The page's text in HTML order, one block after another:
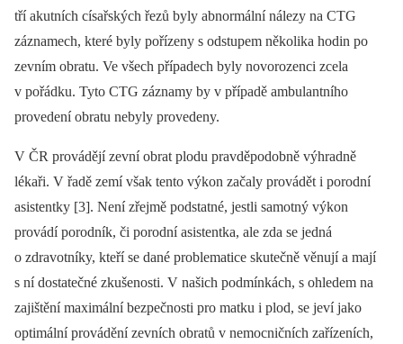
tří akutních císařských řezů byly abnormální nálezy na CTG
záznamech, které byly pořízeny s odstupem několika hodin po
zevním obratu. Ve všech případech byly novorozenci zcela
v pořádku. Tyto CTG záznamy by v případě ambulantního
provedení obratu nebyly provedeny.
V ČR provádějí zevní obrat plodu pravděpodobně výhradně
lékaři. V řadě zemí však tento výkon začaly provádět i porodní
asistentky [3]. Není zřejmě podstatné, jestli samotný výkon
provádí porodník, či porodní asistentka, ale zda se jedná
o zdravotníky, kteří se dané problematice skutečně věnují a mají
s ní dostatečné zkušenosti. V našich podmínkách, s ohledem na
zajištění maximální bezpečnosti pro matku i plod, se jeví jako
optimální provádění zevních obratů v nemocničních zařízeních,